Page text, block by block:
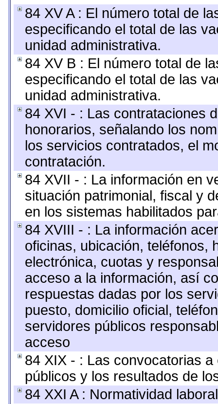
84 XV A : El número total de
especificando el total de las
unidad administrativa.
84 XV B : El número total de
especificando el total de las
unidad administrativa.
84 XVI - : Las contrataciones
honorarios, señalando los
los servicios contratados, el
contratación.
84 XVII - : La información en
situación patrimonial, fiscal y
en los sistemas habilitados
84 XVIII - : La información
oficinas, ubicación, teléfonos,
electrónica, cuotas y
acceso a la información, así
respuestas dadas por los
puesto, domicilio oficial,
servidores públicos
acceso
84 XIX - : Las convocatorias
públicos y los resultados de
84 XXI A : Normatividad